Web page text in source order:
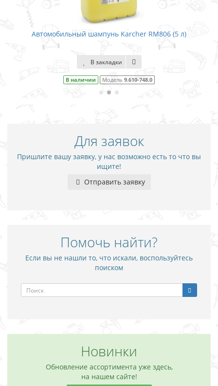
шампунь Karcher RM806 (5 л)
В закладки
9.610-748.0
Автомобильный
В
Для заявок
Пришлите вашу заявку, у нас возможно есть то что вы
ищите!
Отправить заявку
Помочь найти?
Если вы не нашли то, что искали, воспользуйтесь
поиском
Новинки
Обновление ассортимента уже здесь,
на нашем сайте!